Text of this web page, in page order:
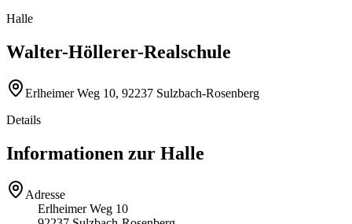
Halle
Walter-Höllerer-Realschule
Erlheimer Weg 10, 92237 Sulzbach-Rosenberg
Details
Informationen zur Halle
Adresse
Erlheimer Weg 10